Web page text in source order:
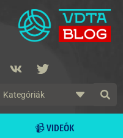
📹 VIDEÓK